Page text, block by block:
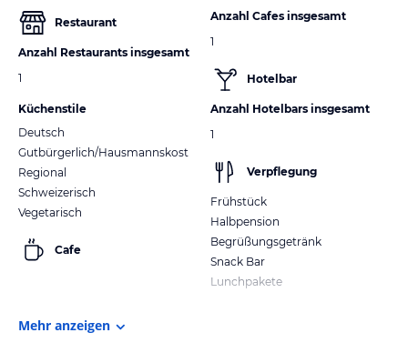
Restaurant
Anzahl Restaurants insgesamt
1
Küchenstile
Deutsch
Gutbürgerlich/Hausmannskost
Regional
Schweizerisch
Vegetarisch
Cafe
Anzahl Cafes insgesamt
1
Hotelbar
Anzahl Hotelbars insgesamt
1
Verpflegung
Frühstück
Halbpension
Begrüßungsgetränk
Snack Bar
Lunchpakete
Mehr anzeigen